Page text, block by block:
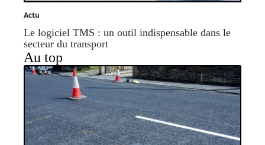
Actu
Le logiciel TMS : un outil indispensable dans le
secteur du transport
Au top